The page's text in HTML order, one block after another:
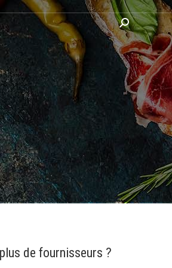
Recherche
:
de fournisseurs ?